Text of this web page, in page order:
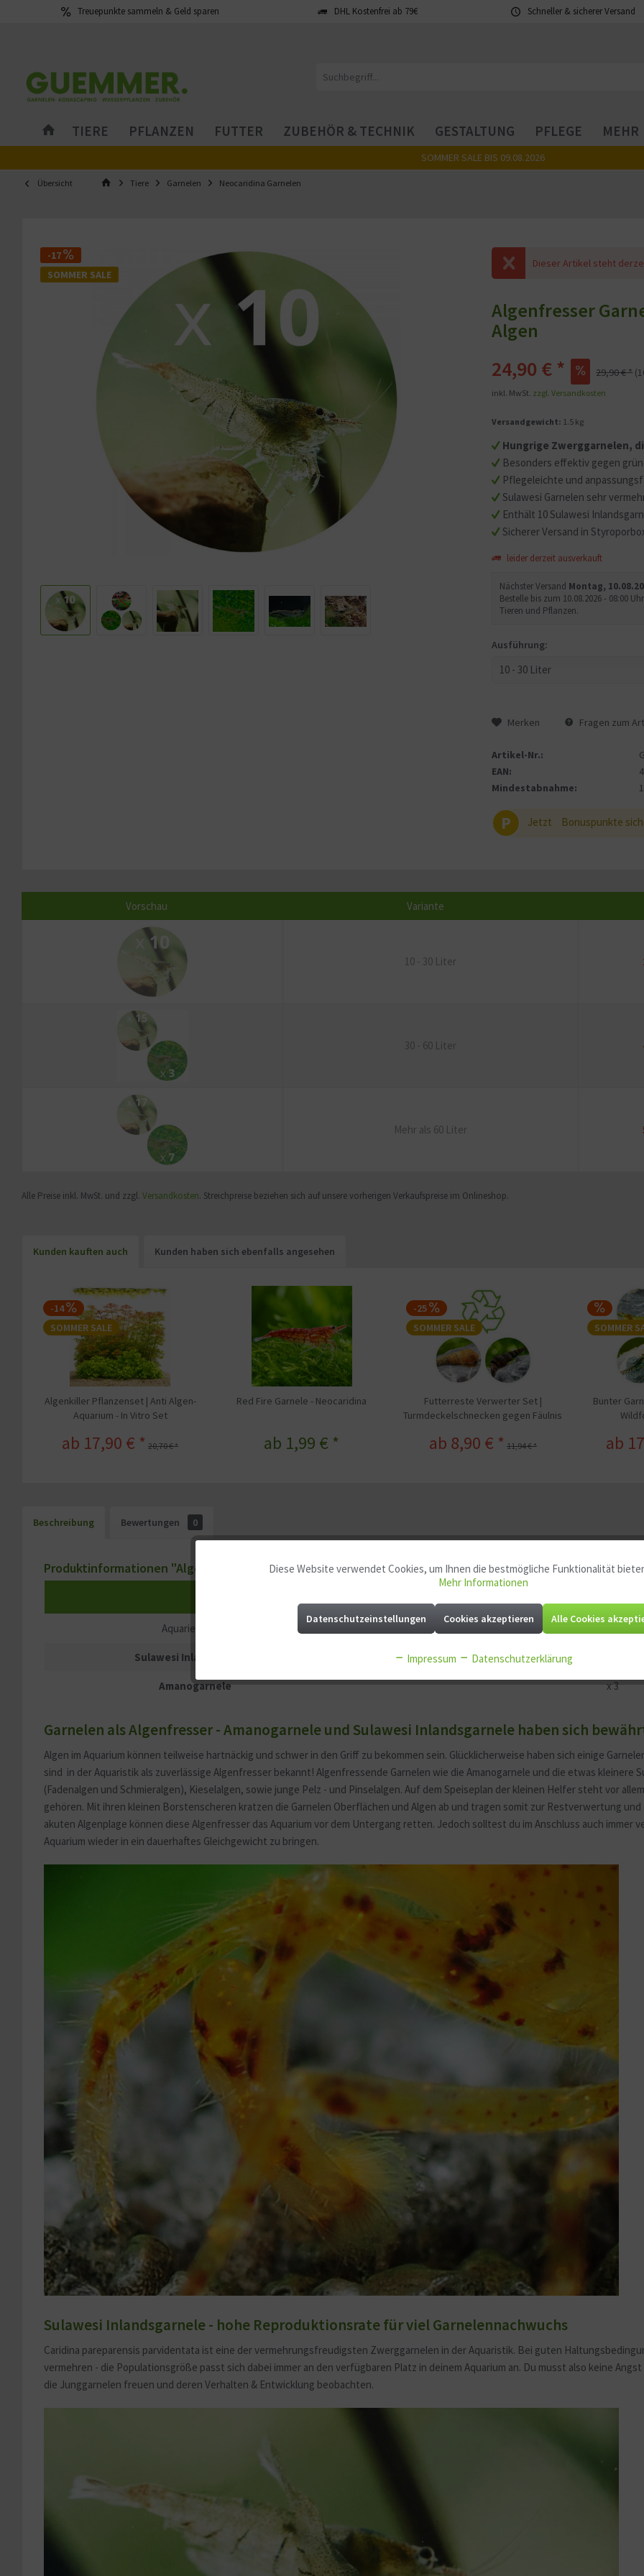
Treuepunkte sammeln & Geld sparen DHL Kostenfrei ab 79€ Schneller & sicherer Versand
TIERE PFLANZEN FUTTER ZUBEHÖR & TECHNIK GESTALTUNG PFLEGE MEHR
SOMMER SALE BIS 09.08.2026
Übersicht Tiere Garnelen Neocaridina Garnelen
-17
SOMMER SALE
Dieser Artikel steht
Algenfresser
Algen
Hungrige Zwerggarnelen,
Besonders effektiv gegen
Pflegeleichte und
Sulawesi Garnelen sehr
Enthält 10 Sulawesi
Sicherer Versand in
24,90 € * 29,90 € *
inkl. MwSt. zzgl. Versandkosten
Versandgewicht: 1.5 kg
leider derzeit ausverkauft
Nächster Versand Montag,
Bestelle bis zum 10.08.2026 - 08:00
Tieren und Pflanzen.
Ausführung:
Merken Fragen zum
Artikel-Nr.:
EAN:
Mindestabnahme:
1
P Jetzt Bonuspunkte
Vorschau Variante
10 - 30 Liter
30 - 60 Liter
Mehr als 60 Liter
Alle Preise inkl. MwSt. und zzgl. Versandkosten. Streichpreise beziehen sich auf unsere vorherigen Verkaufspreise im Onlineshop.
Kunden kauften auch Kunden haben sich ebenfalls angesehen
-14
SOMMER SALE
Algenkiller Pflanzenset | Anti Algen-
Aquarium - In Vitro Set
ab 17,90 € * 20,70 € *
Red Fire Garnele - Neocaridina
ab 1,99 € *
-25
SOMMER SALE
Futterreste Verwerter Set |
Turmdeckelschnecken gegen Fäulnis
ab 8,90 € * 11,94 € *
SOMMER
Bunter
ab
Beschreibung Bewertungen 0
Produktinformationen "Algenfresser Garnelen | Zwerggarnelen gegen Algen"
Aquariengröße 10 - 30 Liter 30 - 60 Liter
Sulawesi Inlandsgarnele x10
Amanogarnele x 3
Garnelen als Algenfresser - Amanogarnele und Sulawesi Inlandsgarnele haben sich
Algen im Aquarium können teilweise hartnäckig und schwer in den Griff zu bekommen sein. Glücklicherweise haben sich einige
sind in der Aquaristik als zuverlässige Algenfresser bekannt! Algenfressende Garnelen wie die Amanogarnele und die etwas kleinere
(Fadenalgen und Schmieralgen), Kieselalgen, sowie junge Pelz - und Pinselalgen. Auf dem Speiseplan der kleinen Helfer steht vor
gehören. Mit ihren kleinen Borstenscheren kratzen die Garnelen Oberflächen und Algen ab und tragen somit zur Restverwertung
akuten Algenplage können diese Algenfresser das Aquarium vor dem Untergang retten. Jedoch solltest du im Anschluss auch immer
Aquarium wieder in ein dauerhaftes Gleichgewicht zu bringen.
Sulawesi Inlandsgarnele - hohe Reproduktionsrate für viel Garnelennachwuchs
Caridina pareparensis parvidentata ist eine der vermehrungsfreudigsten Zwerggarnelen in der Aquaristik. Bei guten
vermehren - die Populationsgröße passt sich dabei immer an den verfügbaren Platz in deinem Aquarium an. Du musst also keine
die Junggarnelen freuen und deren Verhalten & Entwicklung beobachten.
FunktionaleDiese Website verwendet Cookies, um Ihnen die bestmögliche Funktionalität
Mehr Informationen
Datenschutzeinstellungen Cookies akzeptieren Alle Cookies
Impressum Datenschutzerklärung